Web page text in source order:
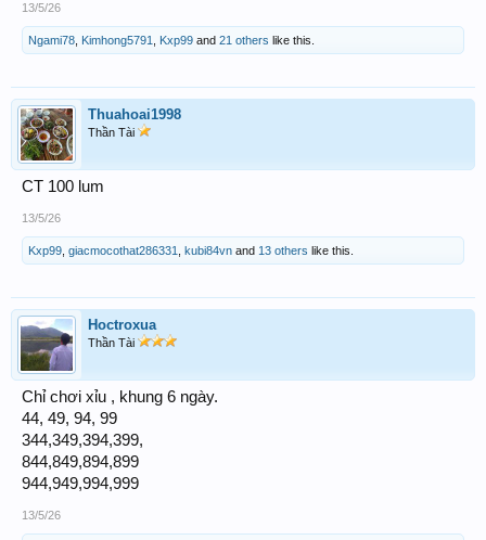
13/5/26
Ngami78 Kimhong5791 Kxp99 and 21 others like this.
Thuahoai1998
Thần Tài
CT 100 lum
13/5/26
Kxp99 giacmocothat286331 kubi84vn and 13 others like this.
Hoctroxua
Thần Tài
Chỉ chơi xỉu , khung 6 ngày.
44, 49, 94, 99
344,349,394,399,
844,849,894,899
944,949,994,999
13/5/26